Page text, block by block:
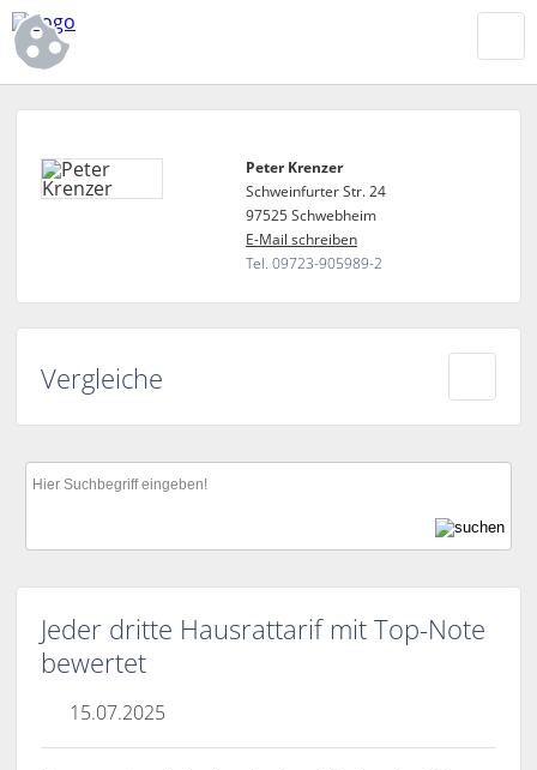
Peter Krenzer
Schweinfurter Str. 24
97525 Schwebheim
E-Mail schreiben
Tel. 09723-905989-2
Vergleiche
Jeder dritte Hausrattarif mit Top-Note
bewertet
15.07.2025